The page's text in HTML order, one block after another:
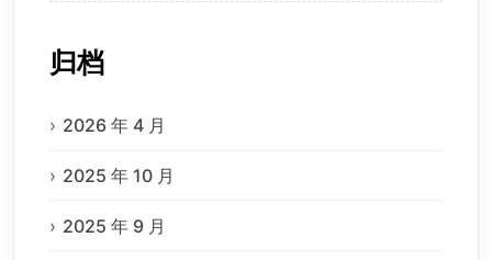
归档
2026 年 4 月
2025 年 10 月
2025 年 9 月